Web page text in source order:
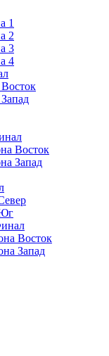
1
2
3
4
Восток
Восток
Запад
Восток
Запад